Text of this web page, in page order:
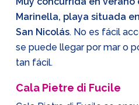
Marinella, playa situada
San Nicolás. No es fácil
se puede llegar por mar o
tan fácil.
Cala Pietre di Fucile